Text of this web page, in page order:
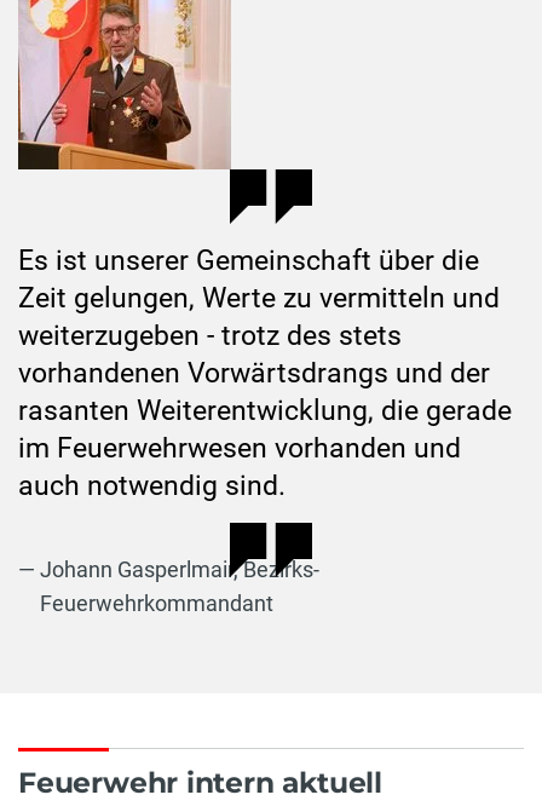
Es ist unserer Gemeinschaft über die
Zeit gelungen, Werte zu vermitteln und
weiterzugeben - trotz des stets
vorhandenen Vorwärtsdrangs und der
rasanten Weiterentwicklung, die gerade
im Feuerwehrwesen vorhanden und
auch notwendig sind.
Johann Gasperlmair, Bezirks-
Feuerwehrkommandant
Feuerwehr intern aktuell